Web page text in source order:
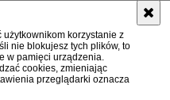
użytkownikom korzystanie z
nie blokujesz tych plików, to
w pamięci urządzenia.
cookies, zmieniając
przeglądarki oznacza